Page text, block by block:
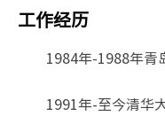
工作经历
1984年-1988年青
1991年-至今清华